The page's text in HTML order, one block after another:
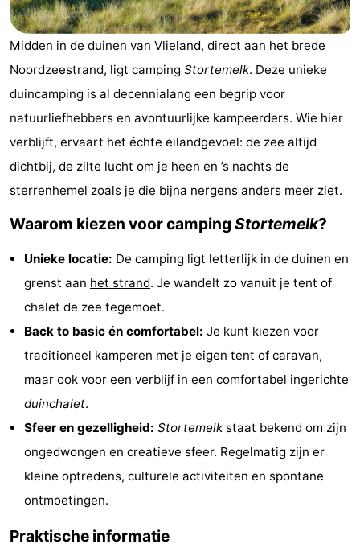
Vlieduyn
Campings
Hotels
minutes
Strand
&
doen
Bezienswaardigheden
-
Musea
-
Uitkijkpunten
Attracties
Rondvaarten
Rondleidingen
Midden in de duinen van Vlieland, direct aan het brede
Noordzeestrand, ligt camping Stortemelk. Deze unieke
duincamping is al decennialang een begrip voor
natuurliefhebbers en avontuurlijke kampeerders. Wie hier
verblijft, ervaart het échte eilandgevoel: de zee altijd
dichtbij, de zilte lucht om je heen en ’s nachts de
sterrenhemel zoals je die bijna nergens anders meer ziet.
Waarom kiezen voor camping Stortemelk?
Unieke locatie: De camping ligt letterlijk in de duinen en
grenst aan het strand. Je wandelt zo vanuit je tent of
chalet de zee tegemoet.
Back to basic én comfortabel: Je kunt kiezen voor
traditioneel kamperen met je eigen tent of caravan,
maar ook voor een verblijf in een comfortabel ingerichte
duinchalet.
Sfeer en gezelligheid: Stortemelk staat bekend om zijn
ongedwongen en creatieve sfeer. Regelmatig zijn er
kleine optredens, culturele activiteiten en spontane
ontmoetingen.
Praktische informatie